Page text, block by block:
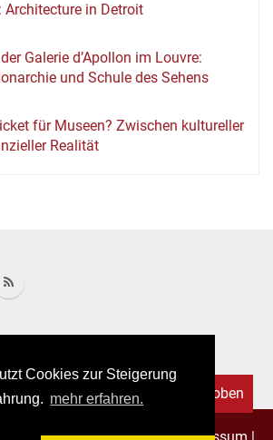
Cookies zur Steigerung
mehr erfahren.
Architecture in Detroit
Galerie d’Apollon im Louvre:
und Schule des Sehens
für Museen? Zwischen kultureller
Realität
Nach oben